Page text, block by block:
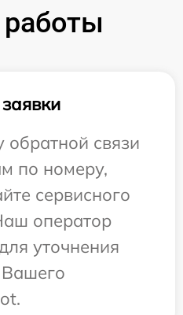
связи
по номеру,
сервисного
оператор
уточнения